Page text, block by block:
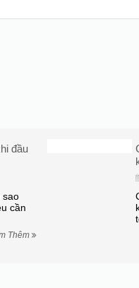
đầu
sao
cần
Thêm